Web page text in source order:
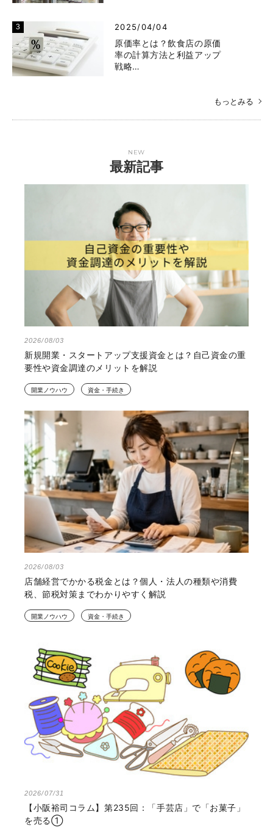
2025/04/04
原価率とは？飲食店の原価
率の計算方法と利益アップ
戦略…
もっとみる
NEW
最新記事
2026/08/03
新規開業・スタートアップ支援資金とは？自己資金の重
要性や資金調達のメリットを解説
開業ノウハウ 資金・手続き
2026/08/03
店舗経営でかかる税金とは？個人・法人の種類や消費
税、節税対策までわかりやすく解説
開業ノウハウ 資金・手続き
2026/07/31
【小阪裕司コラム】第235回：「手芸店」で「お菓子」
を売る①